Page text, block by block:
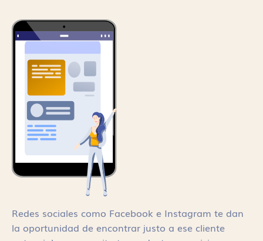
Redes sociales como Facebook e Instagram te dan
la oportunidad de encontrar justo a ese cliente